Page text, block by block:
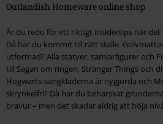
Outlandish Homeware online shop
Är du redo för ett riktigt insidertips när det
Då har du kommit till rätt ställe.
utformad? Alla statyer, samlarfigurer och
till Sagan om ringen, Stranger Things och
Hogwarts-sängkläderna är nygjorda och
skrynkelfri? Då har du behärskat
bravur – men det skadar aldrig att höja